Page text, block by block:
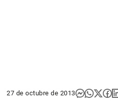
27 de octubre de 2013